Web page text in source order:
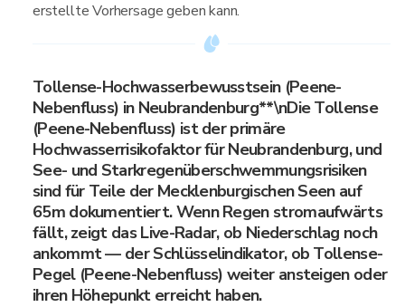
erstellte Vorhersage geben kann.
Tollense-Hochwasserbewusstsein (Peene-
Nebenfluss) in Neubrandenburg**\nDie Tollense
(Peene-Nebenfluss) ist der primäre
Hochwasserrisikofaktor für Neubrandenburg, und
See- und Starkregenüberschwemmungsrisiken
sind für Teile der Mecklenburgischen Seen auf
65m dokumentiert. Wenn Regen stromaufwärts
fällt, zeigt das Live-Radar, ob Niederschlag noch
ankommt — der Schlüsselindikator, ob Tollense-
Pegel (Peene-Nebenfluss) weiter ansteigen oder
ihren Höhepunkt erreicht haben.